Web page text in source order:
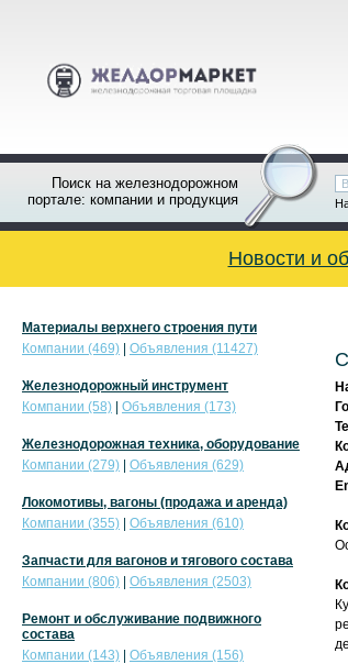
Поиск на железнодорожном
портале: компании и продукция
Новости и
Материалы верхнего строения пути
Компании (469)
Объявления (11427)
Железнодорожный инструмент
Компании (58)
Объявления (173)
Железнодорожная техника, оборудование
Компании (279)
Объявления (629)
Локомотивы, вагоны (продажа и аренда)
Компании (355)
Объявления (610)
Запчасти для вагонов и тягового состава
Компании (806)
Объявления (2503)
Ремонт и обслуживание подвижного
состава
Компании (143)
Объявления (156)